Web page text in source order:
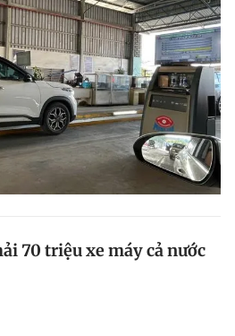
70 triệu xe máy cả nước